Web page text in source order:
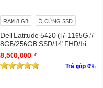
RAM 8 GB Ổ CỨNG SSD
Dell Latitude 5420 (i7-1165G7/
8GB/256GB SSD/14"FHD/Iris X
e Graphics/Win11Pro)
8,500,000 ₫
Trả góp 0%